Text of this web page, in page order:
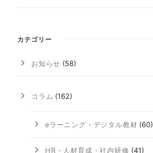
カテゴリー
お知らせ (58)
コラム (162)
eラーニング・デジタル教材 (60)
HR・人材育成・社内研修 (41)